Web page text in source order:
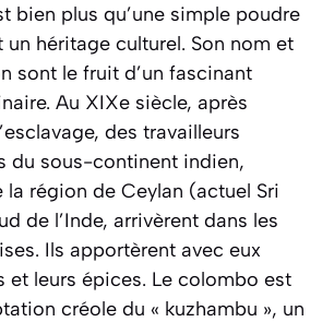
bien plus qu’une simple poudre
un héritage culturel. Son nom et
sont le fruit d’un fascinant
Au XIXe siècle, après
des travailleurs
du sous-continent indien,
la région de Ceylan (actuel Sri
de l’Inde, arrivèrent dans les
Ils apportèrent avec eux
et leurs épices. Le colombo est
créole du « kuzhambu », un